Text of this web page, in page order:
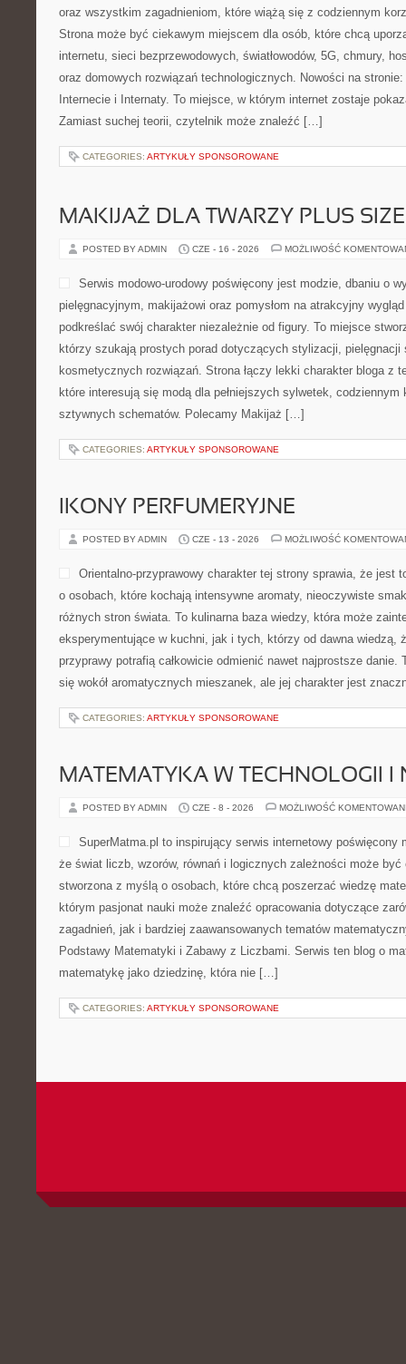
oraz wszystkim zagadnieniom, które wiążą się z codziennym
Strona może być ciekawym miejscem dla osób, które chcą
internetu, sieci bezprzewodowych, światłowodów, 5G, chmury,
oraz domowych rozwiązań technologicznych. Nowości na
Internecie i Internaty. To miejsce, w którym internet zostaje
Zamiast suchej teorii, czytelnik może znaleźć […]
CATEGORIES: ARTYKUŁY SPONSOROWANE
MAKIJAŻ DLA TWARZY PLUS SIZE
POSTED BY ADMIN CZE - 16 - 2026 MOŻLIWOŚĆ
Serwis modowo-urodowy poświęcony jest modzie, dbaniu o
pielęgnacyjnym, makijażowi oraz pomysłom na atrakcyjny
podkreślać swój charakter niezależnie od figury. To miejsce
którzy szukają prostych porad dotyczących stylizacji, pielęgnacji
kosmetycznych rozwiązań. Strona łączy lekki charakter bloga z
które interesują się modą dla pełniejszych sylwetek, codziennym
sztywnych schematów. Polecamy Makijaż […]
CATEGORIES: ARTYKUŁY SPONSOROWANE
IKONY PERFUMERYJNE
POSTED BY ADMIN CZE - 13 - 2026 MOŻLIWOŚĆ
Orientalno-przyprawowy charakter tej strony sprawia, że jest
o osobach, które kochają intensywne aromaty, nieoczywiste
różnych stron świata. To kulinarna baza wiedzy, która może
eksperymentujące w kuchni, jak i tych, którzy od dawna wiedzą,
przyprawy potrafią całkowicie odmienić nawet najprostsze danie.
się wokół aromatycznych mieszanek, ale jej charakter jest
CATEGORIES: ARTYKUŁY SPONSOROWANE
MATEMATYKA W TECHNOLOGII I
POSTED BY ADMIN CZE - 8 - 2026 MOŻLIWOŚĆ
SuperMatma.pl to inspirujący serwis internetowy poświęcony
że świat liczb, wzorów, równań i logicznych zależności może być
stworzona z myślą o osobach, które chcą poszerzać wiedzę
którym pasjonat nauki może znaleźć opracowania dotyczące
zagadnień, jak i bardziej zaawansowanych tematów
Podstawy Matematyki i Zabawy z Liczbami. Serwis ten blog o
matematykę jako dziedzinę, która nie […]
CATEGORIES: ARTYKUŁY SPONSOROWANE